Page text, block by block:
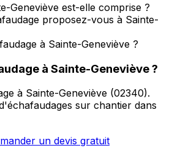
Geneviève est-elle comprise ?
proposez-vous à Sainte-
à Sainte-Geneviève ?
à Sainte-Geneviève?
à Sainte-Geneviève (02340).
sur chantier dans
un devis gratuit